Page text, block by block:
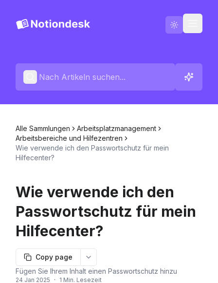
Blog
Deutsch
Änderungsprotokolle
Alle Sammlungen
Arbeitsplatzmanagement
Arbeitsbereiche und Hilfezentren
Wie verwende ich den Passwortschutz für mein
Hilfecenter?
Wie verwende ich den
Passwortschutz für mein
Hilfecenter?
Copy page
More options
Fügen Sie Ihrem Inhalt einen Passwortschutz hinzu
24 Jan 2025 · 1 Min. Lesezeit